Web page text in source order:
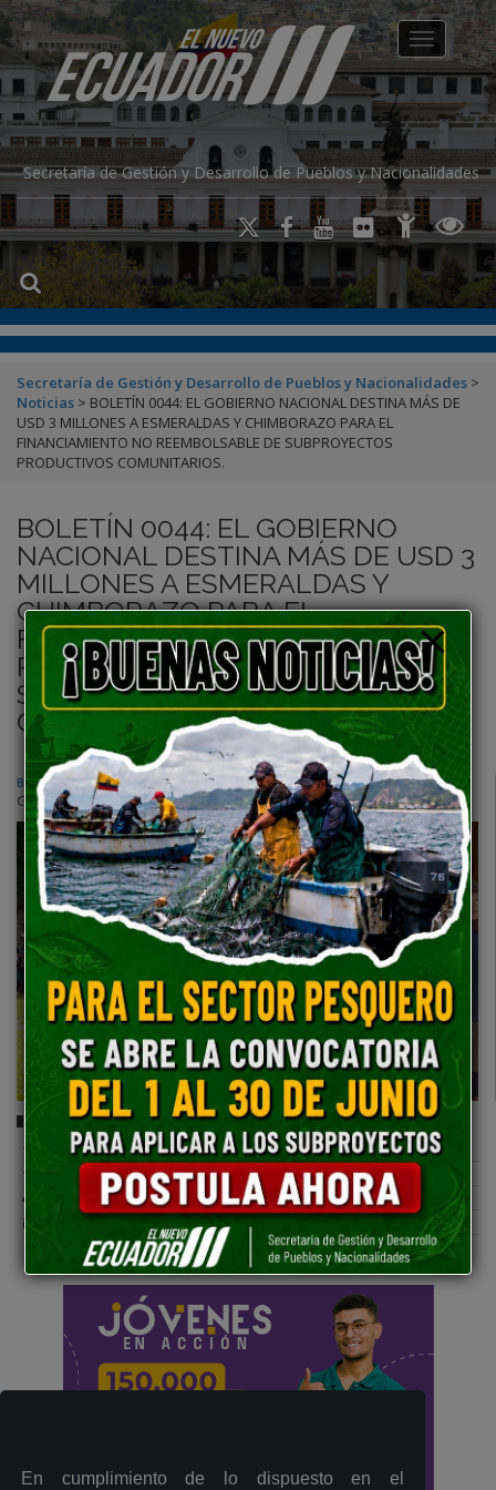
En cumplimiento de lo dispuesto en el
Secretaría de Gestión y Desarrollo de Pueblos y Nacionalidades
Toggle
Secretaría de Gestión y Desarrollo de Pueblos y Nacionalidades >
Noticias > BOLETÍN 0044: EL GOBIERNO NACIONAL DESTINA MÁS DE
USD 3 MILLONES A ESMERALDAS Y CHIMBORAZO PARA EL
FINANCIAMIENTO NO REEMBOLSABLE DE SUBPROYECTOS
PRODUCTIVOS COMUNITARIOS.
BOLETÍN 0044: EL GOBIERNO
NACIONAL DESTINA MÁS DE USD 3
MILLONES A ESMERALDAS Y
CHIMBORAZO PARA EL
FINANCIAMIENTO NO
REEMBOLSABLE DE
SUBPROYECTOS PRODUCTIVOS
COMUNITARIOS.
BOLETÍN 0044 Descarga
GALERÍA FOTOGRÁFICA
Comparte esta publicación:
Tweet
Compartir
Entérate
modal-check